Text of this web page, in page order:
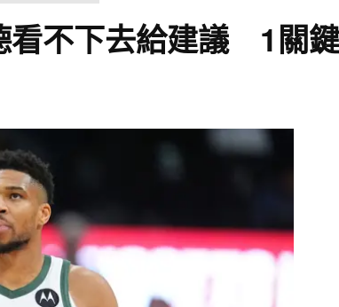
看不下去給建議 1關